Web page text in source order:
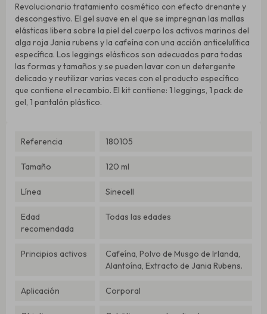
Revolucionario tratamiento cosmético con efecto drenante y
descongestivo. El gel suave en el que se impregnan las mallas
elásticas libera sobre la piel del cuerpo los activos marinos del
alga roja Jania rubens y la cafeína con una acción anticelulítica
específica. Los leggings elásticos son adecuados para todas
las formas y tamaños y se pueden lavar con un detergente
delicado y reutilizar varias veces con el producto específico
que contiene el recambio. El kit contiene: 1 leggings, 1 pack de
gel, 1 pantalón plástico.
Referencia 180105
Tamaño 120 ml
Línea Sinecell
Edad
recomendada
Todas las edades
Principios activos
Cafeína, Polvo de Musgo de Irlanda,
Alantoína, Extracto de Jania Rubens.
Aplicación Corporal